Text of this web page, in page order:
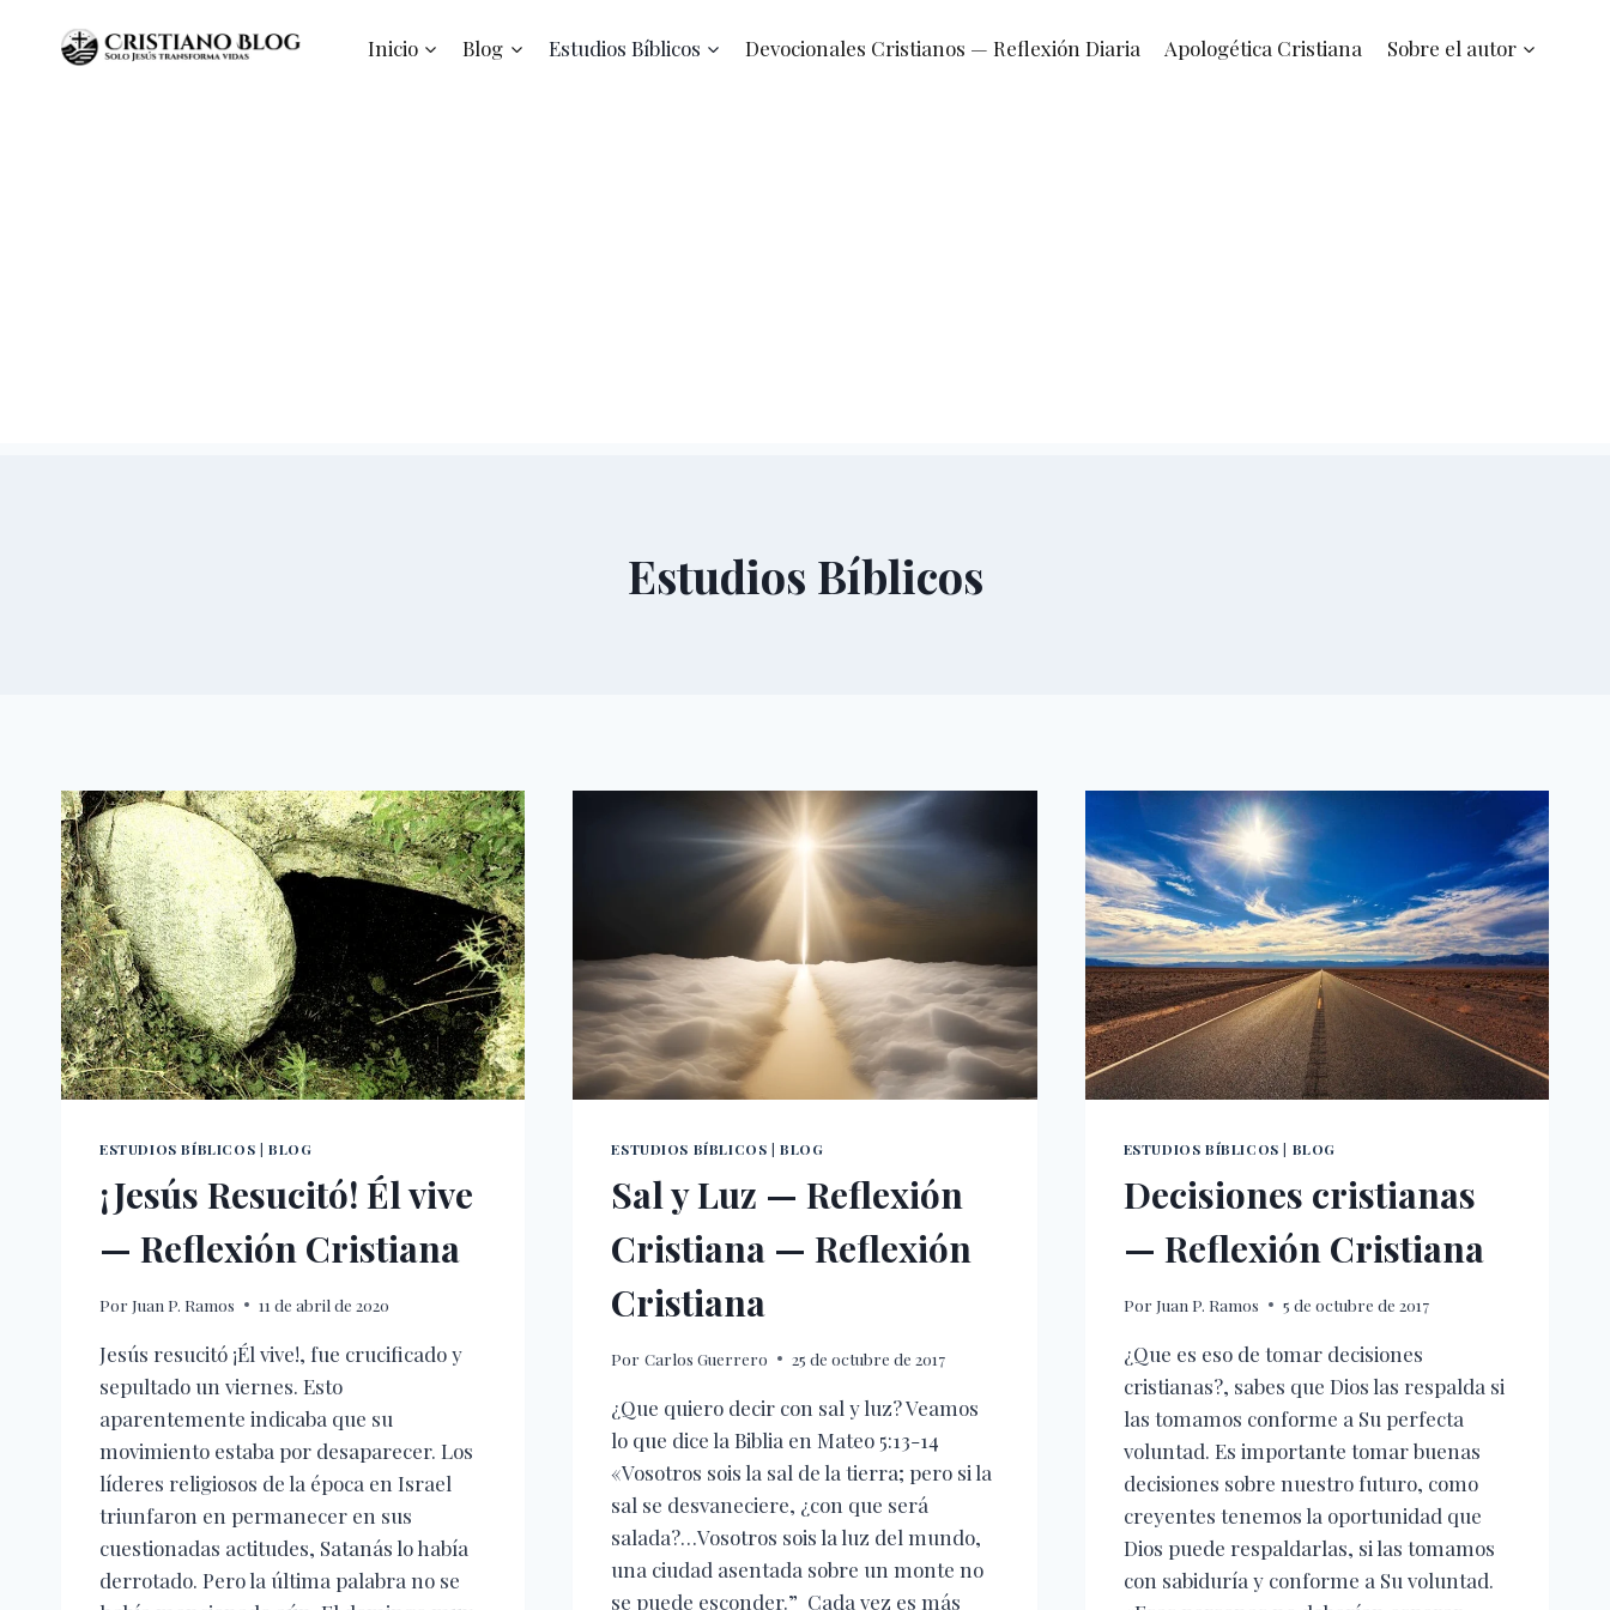
Inicio Blog Estudios Bíblicos Devocionales Cristianos — Reflexión Diaria Apologética Cristiana Sobre el autor
Estudios Bíblicos
ESTUDIOS BÍBLICOS | BLOG
¡Jesús Resucitó! Él vive
— Reflexión Cristiana
Por Juan P. Ramos 11 de abril de 2020
Jesús resucitó ¡Él vive!, fue crucificado y
sepultado un viernes. Esto
aparentemente indicaba que su
movimiento estaba por desaparecer. Los
líderes religiosos de la época en Israel
triunfaron en permanecer en sus
cuestionadas actitudes, Satanás lo había
derrotado. Pero la última palabra no se
ESTUDIOS BÍBLICOS |BLOG
Sal y Luz — Reflexión
Cristiana — Reflexión
Cristiana
Por Carlos Guerrero 25 de octubre de 2017
¿Que quiero decir con sal y luz? Veamos
lo que dice la Biblia en Mateo 5:13-14
«Vosotros sois la sal de la tierra; pero si la
sal se desvaneciere, ¿con que será
salada?…Vosotros sois la luz del mundo,
una ciudad asentada sobre un monte no
se puede esconder.” Cada vez es más
ESTUDIOS BÍBLICOS | BLOG
Decisiones cristianas
— Reflexión Cristiana
Por Juan P. Ramos 5 de octubre de 2017
¿Que es eso de tomar decisiones
cristianas?, sabes que Dios las respalda si
las tomamos conforme a Su perfecta
voluntad. Es importante tomar buenas
decisiones sobre nuestro futuro, como
creyentes tenemos la oportunidad que
Dios puede respaldarlas, si las tomamos
con sabiduría y conforme a Su voluntad.